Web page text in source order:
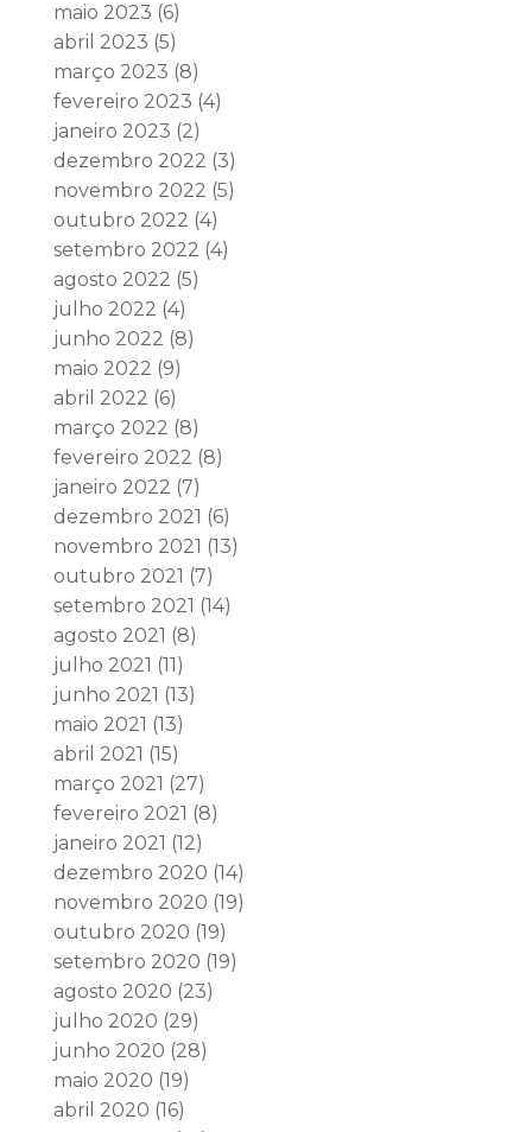
maio 2023 (6)
abril 2023 (5)
março 2023 (8)
fevereiro 2023 (4)
janeiro 2023 (2)
dezembro 2022 (3)
novembro 2022 (5)
outubro 2022 (4)
setembro 2022 (4)
agosto 2022 (5)
julho 2022 (4)
junho 2022 (8)
maio 2022 (9)
abril 2022 (6)
março 2022 (8)
fevereiro 2022 (8)
janeiro 2022 (7)
dezembro 2021 (6)
novembro 2021 (13)
outubro 2021 (7)
setembro 2021 (14)
agosto 2021 (8)
julho 2021 (11)
junho 2021 (13)
maio 2021 (13)
abril 2021 (15)
março 2021 (27)
fevereiro 2021 (8)
janeiro 2021 (12)
dezembro 2020 (14)
novembro 2020 (19)
outubro 2020 (19)
setembro 2020 (19)
agosto 2020 (23)
julho 2020 (29)
junho 2020 (28)
maio 2020 (19)
abril 2020 (16)